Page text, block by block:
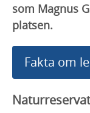
som Magnus
platsen.
Fakta om